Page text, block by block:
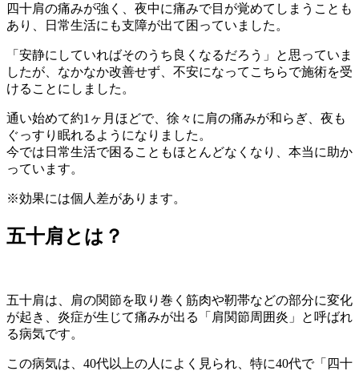
四十肩の痛みが強く、夜中に痛みで目が覚めてしまうことも
あり、日常生活にも支障が出て困っていました。
「安静にしていればそのうち良くなるだろう」と思っていま
したが、なかなか改善せず、不安になってこちらで施術を受
けることにしました。
通い始めて約1ヶ月ほどで、徐々に肩の痛みが和らぎ、夜も
ぐっすり眠れるようになりました。
今では日常生活で困ることもほとんどなくなり、本当に助か
っています。
※効果には個人差があります。
五十肩とは？
五十肩は、肩の関節を取り巻く筋肉や靭帯などの部分に変化
が起き、炎症が生じて痛みが出る「肩関節周囲炎」と呼ばれ
る病気です。
この病気は、40代以上の人によく見られ、特に40代で「四十